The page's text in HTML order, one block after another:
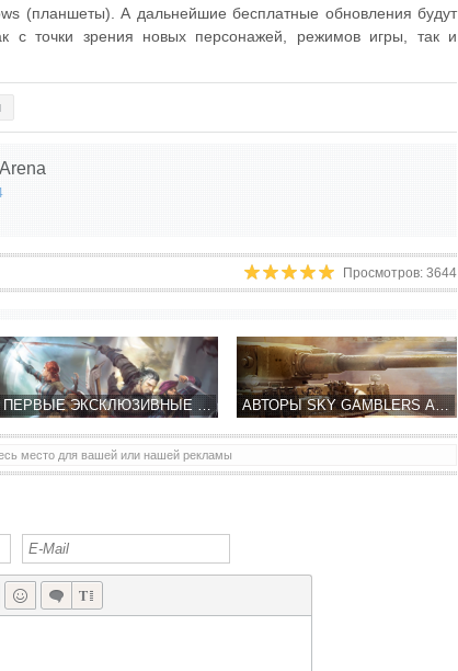
(планшеты). А дальнейшие бесплатные обновления будут
с точки зрения новых персонажей, режимов игры, так и
Просмотров: 3644
ПЕРВЫЕ ЭКСКЛЮЗИВНЫЕ ФАКТЫ IOS ВЕРСИИ THE WITCHER ADVENTURE GAME АВТОРЫ SKY GAMBLERS АНОНСИРОВАЛИ BATTLE SUPREMACY - ТАНКОВЫЕ СРАЖЕНИЯ!
место для вашей или нашей рекламы